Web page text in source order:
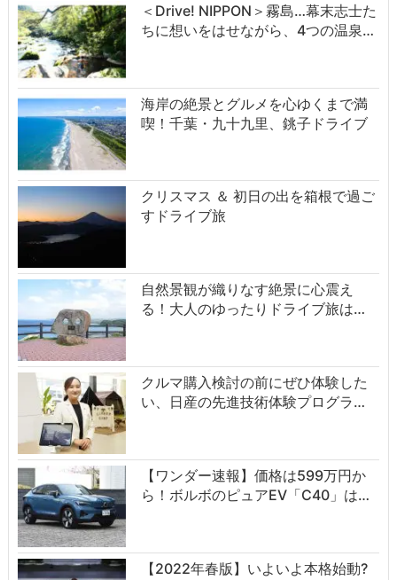
＜Drive! NIPPON＞霧島…幕末志士た
ちに想いをはせながら、4つの温泉…
海岸の絶景とグルメを心ゆくまで満
喫！千葉・九十九里、銚子ドライブ
クリスマス ＆ 初日の出を箱根で過ご
すドライブ旅
自然景観が織りなす絶景に心震え
る！大人のゆったりドライブ旅は…
クルマ購入検討の前にぜひ体験した
い、日産の先進技術体験プログラ…
【ワンダー速報】価格は599万円か
ら！ボルボのピュアEV「C40」は…
【2022年春版】いよいよ本格始動?